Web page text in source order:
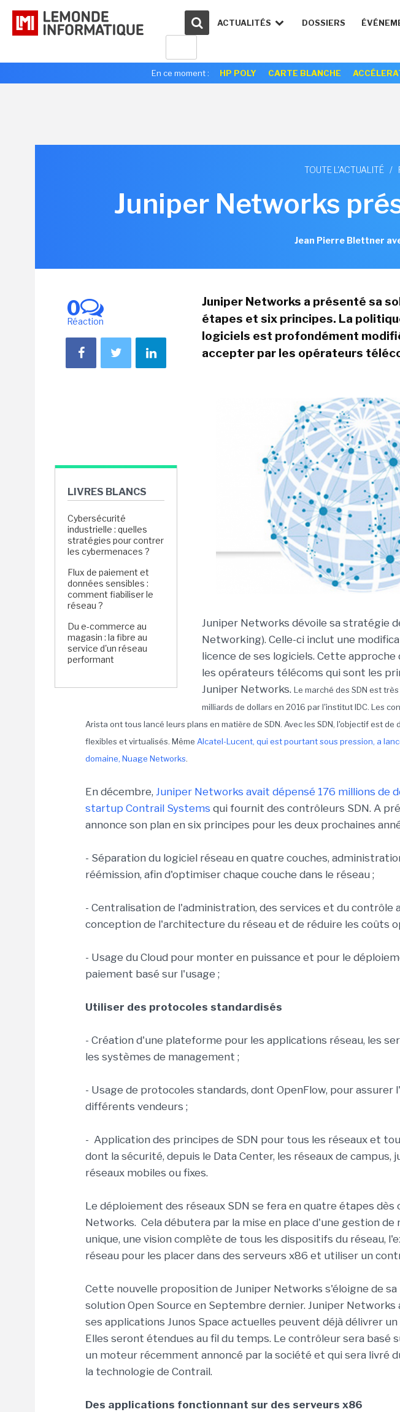
ACTUALITÉS DOSSIERS
En ce moment : HP POLY CARTE BLANCHE
TOUTE L'ACTUALITÉ /
Juniper Networks
Jean Pierre Blettner
0
Réaction
LIVRES BLANCS
Cybersécurité
industrielle : quelles
stratégies pour contrer
les cybermenaces ?
Flux de paiement et
données sensibles :
comment fiabiliser le
réseau ?
Du e-commerce au
magasin : la fibre au
service d'un réseau
performant
Juniper Networks a présenté sa
étapes et six principes. La
logiciels est profondément
accepter par les opérateurs
Juniper Networks dévoile sa stratégie
Networking). Celle-ci inclut une
licence de ses logiciels. Cette
les opérateurs télécoms qui sont les
Juniper Networks. Le marché des SDN est
milliards de dollars en 2016 par l'institut IDC. Les
Arista ont tous lancé leurs plans en matière de SDN. Avec les SDN, l'objectif est de
flexibles et virtualisés. Même Alcatel-Lucent, qui est pourtant sous pression, a
domaine, Nuage Networks.
En décembre, Juniper Networks avait dépensé 176 millions de
startup Contrail Systems qui fournit des contrôleurs SDN. A
annonce son plan en six principes pour les deux prochaines
- Séparation du logiciel réseau en quatre couches,
réémission, afin d'optimiser chaque couche dans le réseau ;
- Centralisation de l'administration, des services et du contrôle
conception de l'architecture du réseau et de réduire les coûts
- Usage du Cloud pour monter en puissance et pour le
paiement basé sur l'usage ;
Utiliser des protocoles standardisés
- Création d'une plateforme pour les applications réseau, les
les systèmes de management ;
- Usage de protocoles standards, dont OpenFlow, pour
différents vendeurs ;
- Application des principes de SDN pour tous les réseaux et
dont la sécurité, depuis le Data Center, les réseaux de campus,
réseaux mobiles ou fixes.
Le déploiement des réseaux SDN se fera en quatre étapes
Networks. Cela débutera par la mise en place d'une gestion de
unique, une vision complète de tous les dispositifs du réseau,
réseau pour les placer dans des serveurs x86 et utiliser un
Cette nouvelle proposition de Juniper Networks s'éloigne de
solution Open Source en Septembre dernier. Juniper
ses applications Junos Space actuelles peuvent déjà délivrer
Elles seront étendues au fil du temps. Le contrôleur sera basé
un moteur récemment annoncé par la société et qui sera livré
la technologie de Contrail.
Des applications fonctionnant sur des serveurs x86